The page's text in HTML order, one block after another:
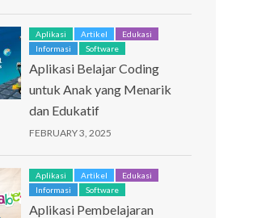
Aplikasi Artikel
Edukasi
Informasi
Software
Aplikasi Belajar Coding
untuk Anak yang Menarik
dan Edukatif
FEBRUARY 3, 2025
Aplikasi Artikel
Edukasi
Informasi
Software
Aplikasi Pembelajaran